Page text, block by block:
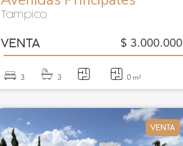
Tampico
VENTA $ 3.000.000
3 3 0 m²
VENTA